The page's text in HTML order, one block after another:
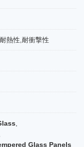
熱性,耐衝撃性
Glass Panels